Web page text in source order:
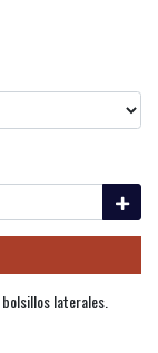
laterales.